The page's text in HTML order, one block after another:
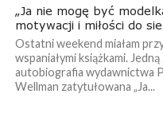
„Ja nie mogę być
motywacji i miłości do
Ostatni weekend miałam
wspaniałymi książkami.
autobiografia wydawnictwa
Wellman zatytułowana „Ja...